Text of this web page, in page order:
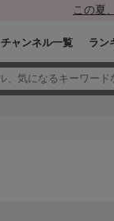
この夏
チャンネル一覧 ラン